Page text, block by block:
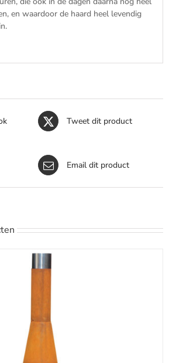
en waardoor de haard heel levendig
Tweet dit product
Email dit product